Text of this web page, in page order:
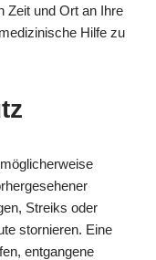
Zeit und Ort an Ihre
Hilfe zu
Streiks oder
stornieren. Eine
entgangene